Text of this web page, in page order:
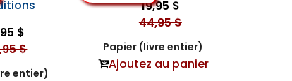
$
$
entier)
19,95 $
44,95 $
Papier (livre entier)
Ajoutez au panier